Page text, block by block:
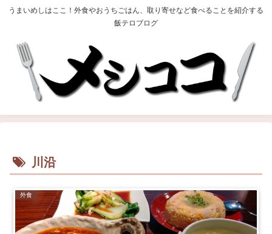
うまいめしはここ！外食やおうちごはん、取り寄せなど食べることを紹介する
飯テロブログ
川沿
外食